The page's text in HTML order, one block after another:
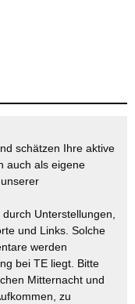
schätzen Ihre aktive
auch als eigene
Unterstellungen,
und Links. Solche
werden
bei TE liegt. Bitte
Mitternacht und
zu